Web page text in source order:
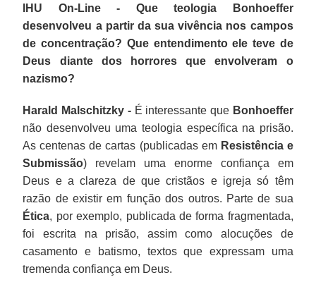
IHU On-Line - Que teologia Bonhoeffer
desenvolveu a partir da sua vivência nos campos
de concentração? Que entendimento ele teve de
Deus diante dos horrores que envolveram o
nazismo?
Harald Malschitzky - É interessante que Bonhoeffer
não desenvolveu uma teologia específica na prisão.
As centenas de cartas (publicadas em Resistência e
Submissão) revelam uma enorme confiança em
Deus e a clareza de que cristãos e igreja só têm
razão de existir em função dos outros. Parte de sua
Ética, por exemplo, publicada de forma fragmentada,
foi escrita na prisão, assim como alocuções de
casamento e batismo, textos que expressam uma
tremenda confiança em Deus.